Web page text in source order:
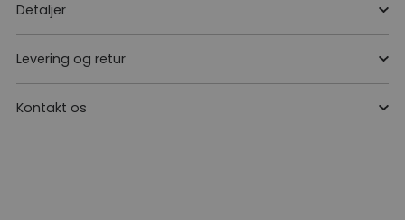
Detaljer
Levering og retur
Kontakt os